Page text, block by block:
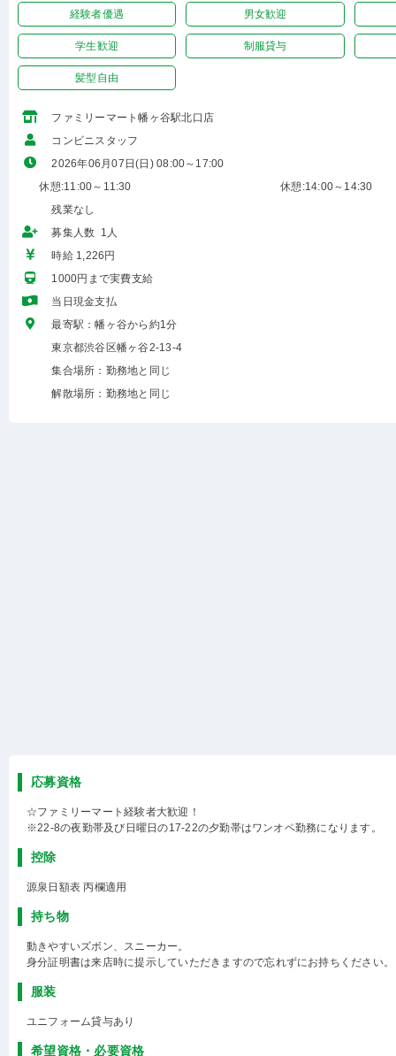
経験者優遇 男女歓迎
学生歓迎 制服貸与
髪型自由
ファミリーマート幡ヶ谷駅北口店
コンビニスタッフ
2026年06月07日(日) 08:00～17:00
休憩:11:00～11:30
休憩:14:00～14:30
残業なし
募集人数 1人
時給 1,226円
1000円まで実費支給
当日現金支払
最寄駅：幡ヶ谷から約1分
東京都渋谷区幡ヶ谷2-13-4
集合場所：勤務地と同じ
解散場所：勤務地と同じ
応募資格
☆ファミリーマート経験者大歓迎！
※22-8の夜勤帯及び日曜日の17-22の夕勤帯はワンオペ勤務になります。
控除
源泉日額表 丙欄適用
持ち物
動きやすいズボン、スニーカー。
身分証明書は来店時に提示していただきますので忘れずにお持ちください。
服装
ユニフォーム貸与あり
希望資格・必要資格